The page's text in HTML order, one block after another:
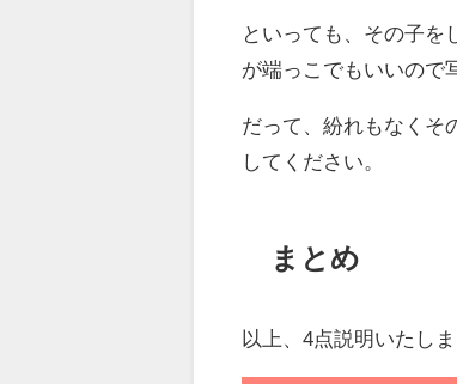
といっても、その子を
が端っこでもいいので
だって、紛れもなくそ
してください。
まとめ
以上、4点説明いたし